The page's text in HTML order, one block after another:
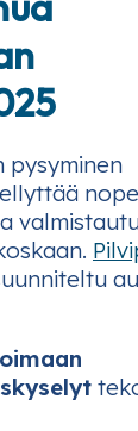
pysyminen